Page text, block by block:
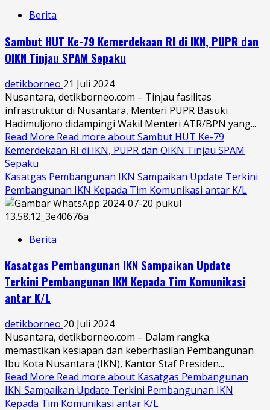
Berita
Sambut HUT Ke-79 Kemerdekaan RI di IKN, PUPR dan
OIKN Tinjau SPAM Sepaku
detikborneo 21 Juli 2024
Nusantara, detikborneo.com – Tinjau fasilitas
infrastruktur di Nusantara, Menteri PUPR Basuki
Hadimuljono didampingi Wakil Menteri ATR/BPN yang...
Read More Read more about Sambut HUT Ke-79
Kemerdekaan RI di IKN, PUPR dan OIKN Tinjau SPAM
Sepaku
Kasatgas Pembangunan IKN Sampaikan Update Terkini
Pembangunan IKN Kepada Tim Komunikasi antar K/L
Berita
Kasatgas Pembangunan IKN Sampaikan Update
Terkini Pembangunan IKN Kepada Tim Komunikasi
antar K/L
detikborneo 20 Juli 2024
Nusantara, detikborneo.com – Dalam rangka
memastikan kesiapan dan keberhasilan Pembangunan
Ibu Kota Nusantara (IKN), Kantor Staf Presiden...
Read More Read more about Kasatgas Pembangunan
IKN Sampaikan Update Terkini Pembangunan IKN
Kepada Tim Komunikasi antar K/L